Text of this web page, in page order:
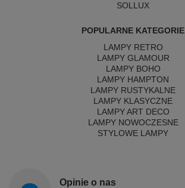
SOLLUX
POPULARNE KATEGORIE
LAMPY RETRO
LAMPY GLAMOUR
LAMPY BOHO
LAMPY HAMPTON
LAMPY RUSTYKALNE
LAMPY KLASYCZNE
LAMPY ART DECO
LAMPY NOWOCZESNE
STYLOWE LAMPY
Opinie o nas